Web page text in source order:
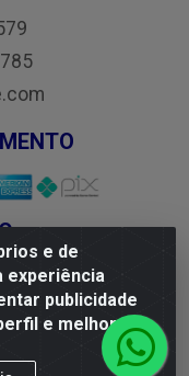
e de
experiência
publicidade
e melhorar a
MODERAÇÃO.
É PROIBIDA